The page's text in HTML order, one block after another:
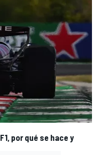
por qué se hace y